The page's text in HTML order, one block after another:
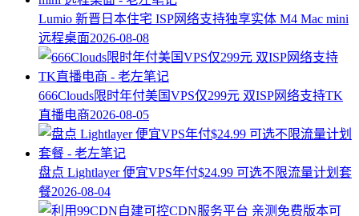
Lumio 新晋日本住宅 ISP网络支持独享实体 M4 Mac mini
远程桌面2026-08-08
666Clouds限时年付美国VPS仅299元 双ISP网络支持TK
直播电商2026-08-05
盘点 Lightlayer 便宜VPS年付$24.99 可选不限流量计划套
餐2026-08-04